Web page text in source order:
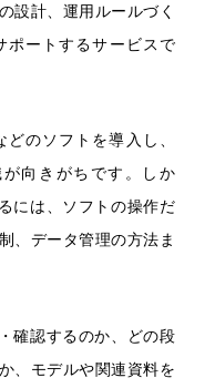
設計、運用ルールづく
ポートするサービスで
のソフトを導入し、
向きがちです。しか
には、ソフトの操作だ
、データ管理の方法ま
確認するのか、どの段
、モデルや関連資料を